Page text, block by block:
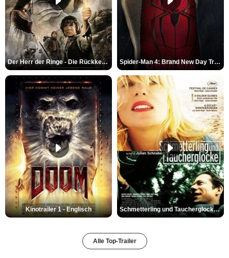
Der Herr der Ringe - Die Rückkehr des Königs Trailer OV Spider-Man 4: Brand New Day Trailer (3) DF
Kinotrailer 1 - Englisch Schmetterling und Taucherglocke Trailer DF
Alle Top-Trailer